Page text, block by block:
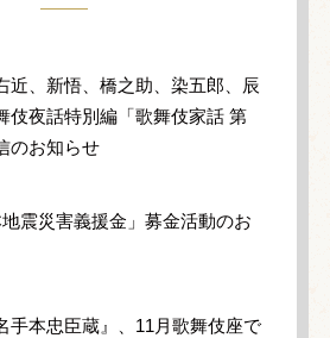
近、新悟、橋之助、染五郎、辰
伎夜話特別編「歌舞伎家話 第
のお知らせ
地震災害義援金」募金活動のお
手本忠臣蔵』、11月歌舞伎座で